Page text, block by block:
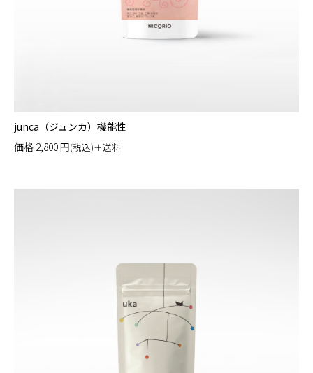
junca（ジュンカ）機能性
価格 2,800円(税込)＋送料